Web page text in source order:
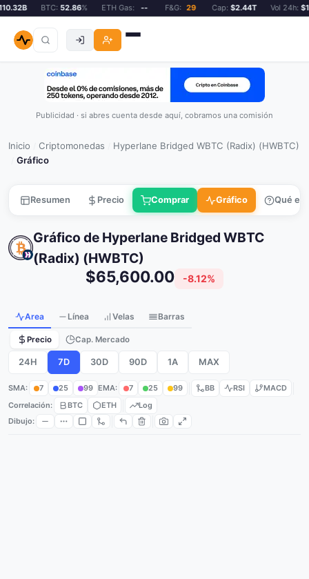
BTC:52.86% ETH Gas: -- F&G: 29 Cap:$2.44T Vol 24h:
Publicidad · si abres cuenta desde aquí, cobramos una comisión
Inicio Criptomonedas Hyperlane Bridged WBTC (Radix) (HWBTC)
Gráfico
Resumen Precio Comprar Gráfico Qué es
Gráfico de Hyperlane Bridged WBTC
(Radix) (HWBTC)
$65,600.00 -8.12%
Area Línea Velas Barras
Precio Cap. Mercado
24H 7D 30D 90D 1A MAX
SMA: 7 25 99 EMA: 7 25 99 BB RSI
MACD
Correlación:
BTC ETH
Log
Dibujo: